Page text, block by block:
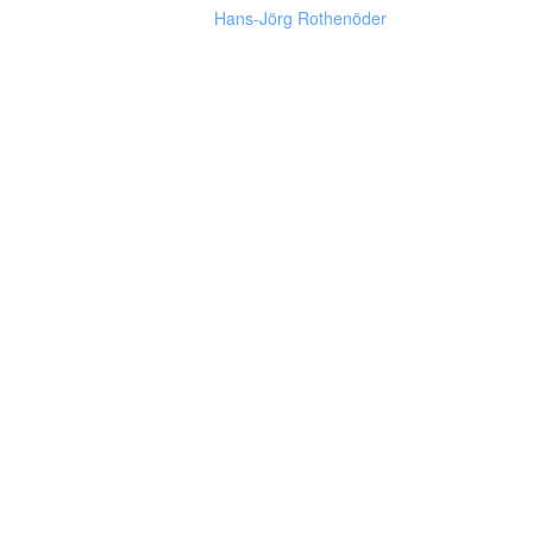
Hans-Jörg Rothenöder